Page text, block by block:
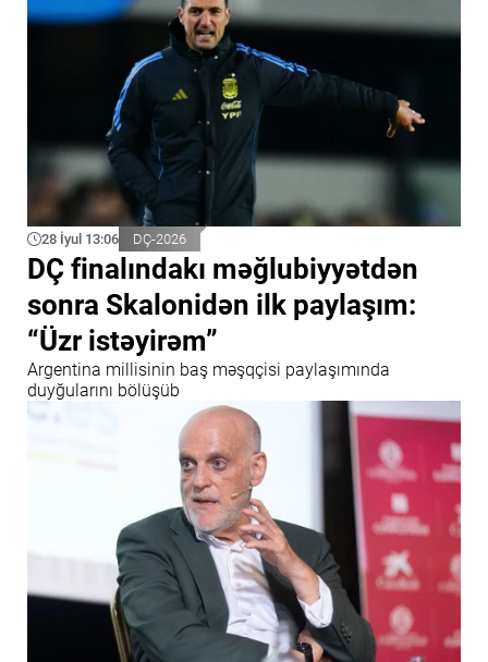
28 İyul 13:06 DÇ-2026
DÇ finalındakı məğlubiyyətdən
sonra Skalonidən ilk paylaşım:
“Üzr istəyirəm”
Argentina millisinin baş məşqçisi paylaşımında
duyğularını bölüşüb